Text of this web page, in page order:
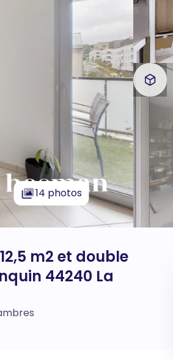
14 photos
m2 et double
44240 La